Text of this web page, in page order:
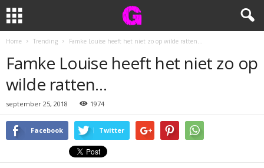
Home Trending Famke Louise heeft het niet zo op wilde ratten…
Famke Louise heeft het niet zo op
wilde ratten…
september 25, 2018 1974
Facebook Twitter